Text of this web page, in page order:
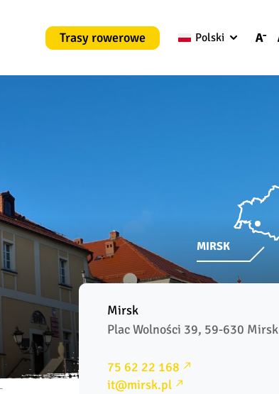
Trasy rowerowe Polski
MIRSK
Mirsk
Plac Wolności 39, 59-630 Mirsk
75 62 22 168
it@mirsk.pl